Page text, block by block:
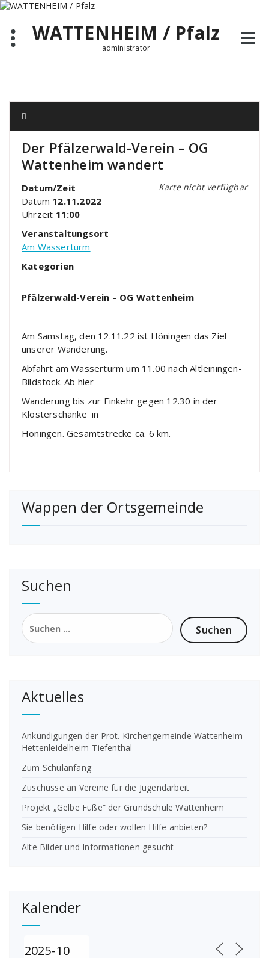
Zum
springenWATTENHEIM / Pfalz
administrator
Der Pfälzerwald-Verein – OG
Wattenheim wandert
Karte nicht verfügbar
Datum/Zeit
Datum 12.11.2022
Uhrzeit 11:00
Veranstaltungsort
Am Wasserturm
Kategorien
Pfälzerwald-Verein – OG Wattenheim
Am Samstag, den 12.11.22 ist Höningen das Ziel
unserer Wanderung.
Abfahrt am Wasserturm um 11.00 nach Altleiningen-
Bildstock. Ab hier
Wanderung bis zur Einkehr gegen 12.30 in der
Klosterschänke in
Höningen. Gesamtstrecke ca. 6 km.
Wappen der Ortsgemeinde
Suchen
Suchen
nach:
Aktuelles
Ankündigungen der Prot. Kirchengemeinde Wattenheim-
Hettenleidelheim-Tiefenthal
Zum Schulanfang
Zuschüsse an Vereine für die Jugendarbeit
Projekt „Gelbe Füße“ der Grundschule Wattenheim
Sie benötigen Hilfe oder wollen Hilfe anbieten?
Alte Bilder und Informationen gesucht
Kalender